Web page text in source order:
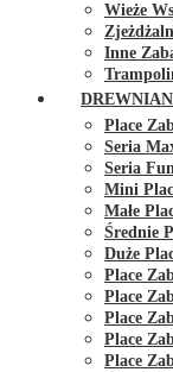
Wieże
Inne
Place
Seria
Seria
Mini
Małe
Średnie
Duże
Place
Place
Place
Place
Place